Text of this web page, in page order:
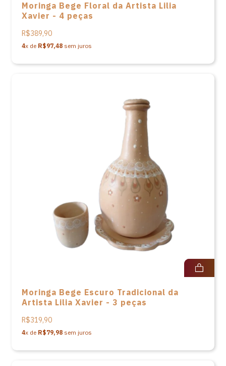
Moringa Bege Floral da Artista Lilia
Xavier - 4 peças
R$389,90
4x de R$97,48 sem juros
Moringa Bege Escuro Tradicional da
Artista Lilia Xavier - 3 peças
R$319,90
4x de R$79,98 sem juros